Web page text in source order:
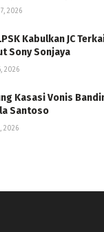
2026
Kabulkan JC
Sony Sonjaya
2026
Kasasi Vonis
Santoso
2026